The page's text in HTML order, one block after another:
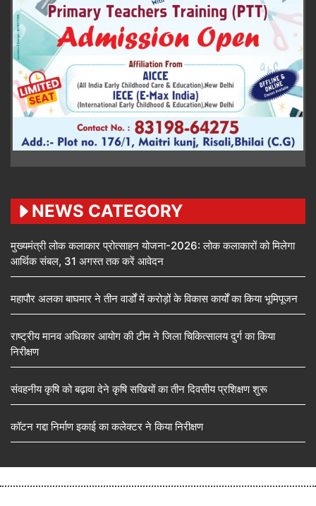
NEWS CATEGORY
मुख्यमंत्री लोक कलाकार प्रोत्साहन योजना-2026: लोक कलाकारों को मिलेगा
आर्थिक संबल, 31 अगस्त तक करें आवेदन
महापौर अलका बाघमार ने तीन वार्डों में करोड़ों के विकास कार्यों का किया भूमिपूजन
राष्ट्रीय मानव अधिकार आयोग की टीम ने जिला चिकित्सालय दुर्ग का किया
निरीक्षण
संवहनीय कृषि को बढ़ावा देने कृषि सखियों का तीन दिवसीय प्रशिक्षण शुरू
कॉटन गद्दा निर्माण इकाई का कलेक्टर ने किया निरीक्षण